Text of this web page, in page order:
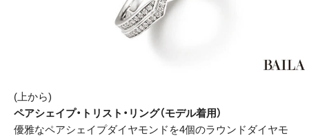
(上から)
ペアシェイプ・トリスト・リング（モデル着用）
優雅なペアシェイプダイヤモンドを4個のラウンドダイヤモ